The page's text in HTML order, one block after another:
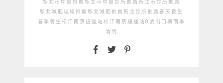
新北市中醫推薦 新北市中醫診所推薦 新北市診所推薦
新北減肥埋線推薦 新北減肥推薦 新北診所推薦 春天養生
春季養生 松江南京捷運站松江南京捷運站8號出口 梅雨季
清明